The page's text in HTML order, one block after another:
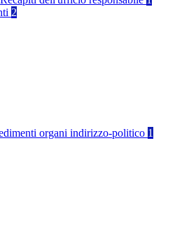
2
organi indirizzo-politico 1